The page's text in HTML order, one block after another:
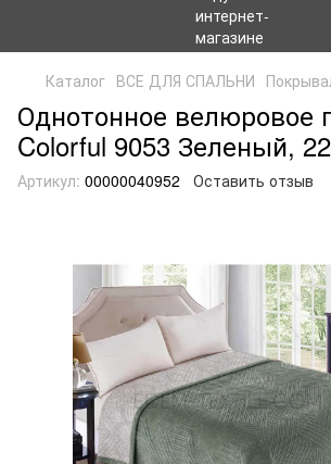
Каталог ВСЕ ДЛЯ СПАЛЬНИ
Однотонное велюровое
Colorful 9053 Зеленый,
Артикул: 00000040952 Оставить отзыв